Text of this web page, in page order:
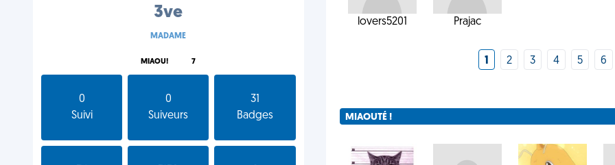
3ve
MADAME
MIAOU! 7
0
Suivi
0
Suiveurs
31
Badges
lovers5201 Prajac
1 2 3 4 5 6
MIAOUTÉ !